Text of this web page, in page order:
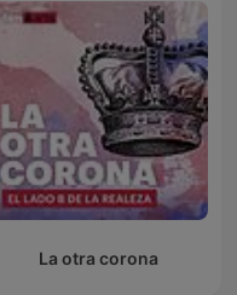
La otra corona